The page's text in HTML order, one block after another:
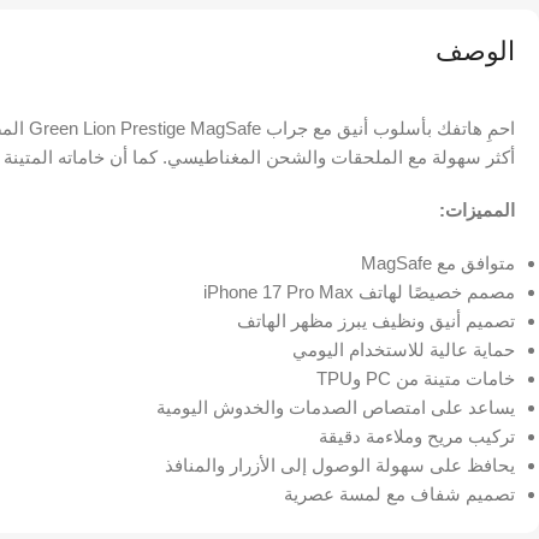
الوصف
أكثر سهولة مع الملحقات والشحن المغناطيسي. كما أن خاماته
المميزات:
متوافق مع MagSafe
مصمم خصيصًا لهاتف iPhone 17 Pro Max
تصميم أنيق ونظيف يبرز مظهر الهاتف
حماية عالية للاستخدام اليومي
خامات متينة من PC وTPU
يساعد على امتصاص الصدمات والخدوش اليومية
تركيب مريح وملاءمة دقيقة
يحافظ على سهولة الوصول إلى الأزرار والمنافذ
تصميم شفاف مع لمسة عصرية